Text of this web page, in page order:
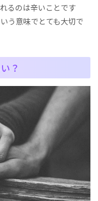
るのは辛いことです
う意味でとても大切で
？